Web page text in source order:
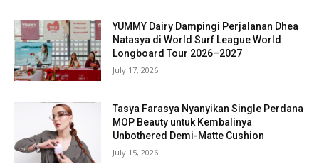
YUMMY Dairy Dampingi Perjalanan Dhea
Natasya di World Surf League World
Longboard Tour 2026–2027
July 17, 2026
Tasya Farasya Nyanyikan Single Perdana
MOP Beauty untuk Kembalinya
Unbothered Demi-Matte Cushion
July 15, 2026